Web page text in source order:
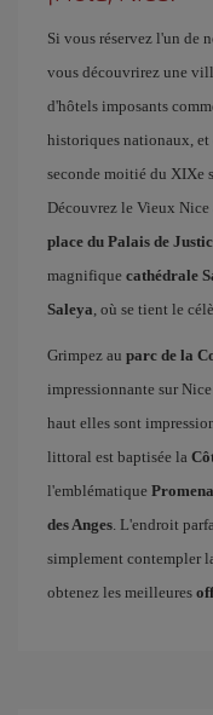
Si vous réservez l'un de
vous découvrirez une
d'hôtels imposants
historiques nationaux,
seconde moitié du XIXe
Découvrez le Vieux Nice
place du Palais de
magnifique cathédrale
Saleya, où se tient le
Grimpez au parc de la
impressionnante sur
haut elles sont
littoral est baptisée la
l'emblématique
des Anges. L'endroit
simplement contempler
obtenez les meilleures